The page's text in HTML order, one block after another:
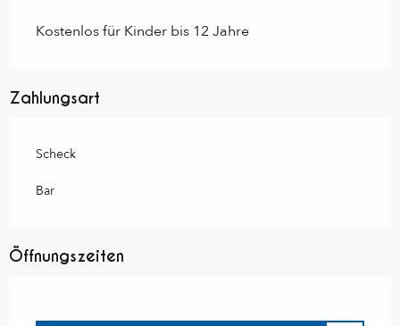
Kostenlos für Kinder bis 12 Jahre
Zahlungsart
Scheck
Bar
Öffnungszeiten